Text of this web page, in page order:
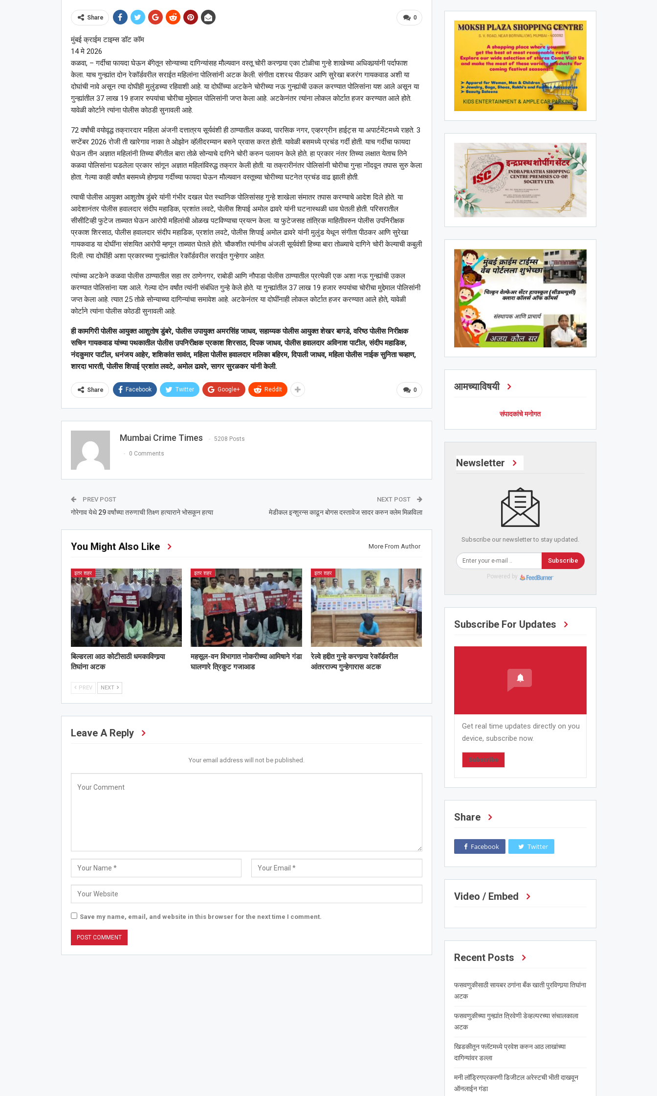
0
Share
मुंबई क्राईम टाइम्स डॉट कॉम
14 मे 2026
कळवा, – गर्दीचा फायदा घेऊन बॅगेतून सोन्याच्या दागिन्यांसह मौल्यवान वस्तू चोरी करणार्‍या एका टोळीचा गुन्हे शाखेच्या अधिकार्‍यांनी पर्दाफाश
केला. याच गुन्ह्यांत दोन रेकॉर्डवरील सराईत महिलांना पोलिसांनी अटक केली. संगीता दशरथ पीठकर आणि सुरेखा बजरंग गायकवाड अशी या
दोघांची नावे असून त्या दोघीही मुलुंडच्या रहिवाशी आहे. या दोघींच्या अटकेने चोरीच्या नऊ गुन्ह्यांची उकल करण्यात पोलिसांना यश आले असून या
गुन्ह्यांतील 37 लाख 19 हजार रुपयांचा चोरीचा मुद्देमाल पोलिसांनी जप्त केला आहे. अटकेनंतर त्यांना लोकल कोर्टात हजर करण्यात आले होते.
यावेळी कोर्टाने त्यांना पोलीस कोठडी सुनावली आहे.
72 वर्षांची वयोवृद्ध तक्रारदार महिला अंजनी दत्तात्रय सूर्यवंशी ही ठाण्यातील कळवा, पारसिक नगर, एव्हरग्रीन हाईट्स या अपार्टमेंटमध्ये राहते. 3
सप्टेंबर 2026 रोजी ती खारेगाव नाका ते ओझोन व्हॅलीदरम्यान बसने प्रवास करत होती. यावेळी बसमध्ये प्रचंड गर्दी होती. याच गर्दीचा फायदा
घेऊन तीन अज्ञात महिलांनी तिच्या बॅगेतील बारा तोळे सोन्याचे दागिने चोरी करुन पलायन केले होते. हा प्रकार नंतर तिच्या लक्षात येताच तिने
कळवा पोलिसांना घडलेला प्रकार सांगून अज्ञात महिलांविरुद्ध तक्रार केली होती. या तक्रारीनंतर पोलिसांनी चोरीचा गुन्हा नोंदवून तपास सुरु केला
होता. गेल्या काही वर्षांत बसमध्ये होणार्‍या गर्दीच्या फायदा घेऊन मौल्यवान वस्तूच्या चोरीच्या घटनेत प्रचंड वाढ झाली होती.
त्याची पोलीस आयुक्त आशुतोष डुंबरे यांनी गंभीर दखल घेत स्थानिक पोलिसांसह गुन्हे शाखेला संमातर तपास करण्याचे आदेश दिले होते. या
आदेशानंतर पोलीस हवालदार संदीप महाडिक, प्रशांत लवटे, पोलीस शिपाई अमोल ढावरे यांनी घटनास्थळी धाव घेतली होती. परिसरातील
सीसीटिव्ही फुटेज ताब्यात घेऊन आरोपी महिलांची ओळख पटविण्याचा प्रयत्न केला. या फुटेजसह तांत्रिक माहितीवरुन पोलीस उपनिरीक्षक
प्रकाश शिरसाठ, पोलीस हवालदार संदीप महाडिक, प्रशांत लवटे, पोलीस शिपाई अमोल ढावरे यांनी मुलुंड येथून संगीता पीठकर आणि सुरेखा
गायकवाड या दोघींना संशयित आरोपी म्हणून ताब्यात घेतले होते. चौकशीत त्यांनीच अंजली सूर्यवंशी हिच्या बारा तोळ्याचे दागिने चोरी केल्याची कबुली
दिली. त्या दोघींही अशा प्रकारच्या गुन्ह्यांतील रेकॉर्डवरील सराईत गुन्हेगार आहेत.
त्यांच्या अटकेने कळवा पोलीस ठाण्यातील सहा तर ठाणेनगर, राबोडी आणि नौपाडा पोलीस ठाण्यातील प्रत्येकी एक अशा नऊ गुन्ह्यांची उकल
करण्यात पोलिसांना यश आले. गेल्या दोन वर्षांत त्यांनी संबंधित गुन्हे केले होते. या गुन्ह्यांतील 37 लाख 19 हजार रुपयांचा चोरीचा मुद्देमाल पोलिसांनी
जप्त केला आहे. त्यात 25 तोळे सोन्याच्या दागिन्यांचा समावेश आहे. अटकेनंतर या दोघींनाही लोकल कोर्टात हजर करण्यात आले होते, यावेळी
कोर्टाने त्यांना पोलीस कोठडी सुनावली आहे.
ही कामगिरी पोलीस आयुक्त आशुतोष डुंबरे, पोलीस उपायुक्त अमरसिंह जाधव, सहाय्यक पोलीस आयुक्त शेखर बागडे, वरिष्ठ पोलीस निरीक्षक
सचिन गायकवाड यांच्या पथकातील पोलीस उपनिरीक्षक प्रकाश शिरसाठ, दिपक जाधव, पोलीस हवालदार अविनाश पाटील, संदीप महाडिक,
नंदकुमार पाटील, धनंजय आहेर, शशिकांत सावंत, महिला पोलीस हवालदार मलिका बहिरम, दिपाली जाधव, महिला पोलीस नाईक सुनिता चव्हाण,
शारदा भारती, पोलीस शिपाई प्रशांत लवटे, अमोल ढावरे, सागर सुरळकर यांनी केली.
0
Share Facebook Twitter Google+ ReddIt
Mumbai Crime Times 5208 Posts
0 Comments
PREV POST
गोरेगाव येथे 29 वर्षांच्या तरुणाची तिक्ष्ण हत्याराने भोसकून हत्या
NEXT POST
मेडीकल इन्शुरन्स काढून बोगस दस्तावेज सादर करुन क्लेम मिळविला
You Might Also Like More From Author
इतर शहर
बिल्डरला आठ कोटीसाठी धमकाविणार्‍या
तिघांना अटक
इतर शहर
महसूल-वन विभागात नोकरीच्या आमिषाने गंडा
घालणारे त्रिकुट गजाआड
इतर शहर
रेल्वे हद्दीत गुन्हे करणार्‍या रेकॉर्डवरील
आंतरराज्य गुन्हेगारास अटक
PREV NEXT
Leave A Reply
Your email address will not be published.
Save my name, email, and website in this browser for the next time I comment.
आमच्याविषयी
संपादकांचे मनोगत
Newsletter
Subscribe our newsletter to stay updated.
Subscribe
Powered by
Subscribe For Updates
Get real time updates directly on you
device, subscribe now.
Subscribe
Share
Facebook Twitter
Video / Embed
Recent Posts
फसवणुकीसाठी सायबर ठगांना बँक खाती पुरविणार्‍या तिघांना
अटक
फसवणुकीच्या गुन्ह्यांत त्रिवेणी डेव्हल्परच्या संचालकाला
अटक
खिडकीतून फ्लॅटमध्ये प्रवेश करुन आठ लाखांच्या
दागिन्यांवर डल्ला
मनी लॉड्रिगप्रकरणी डिजीटल अरेस्टची भीती दाखवून
ऑनलाईन गंडा